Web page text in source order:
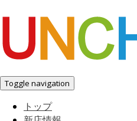
Toggle navigation
トップ